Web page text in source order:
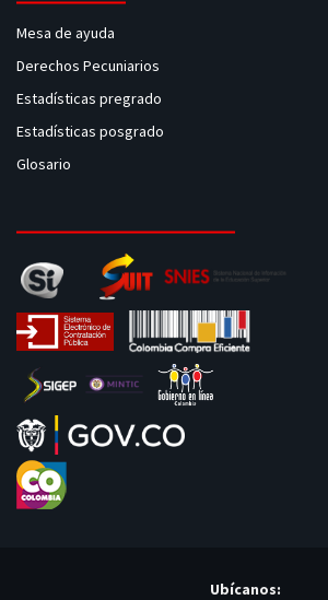
Mesa de ayuda
Derechos Pecuniarios
Estadísticas pregrado
Estadísticas posgrado
Glosario
Ubícanos: